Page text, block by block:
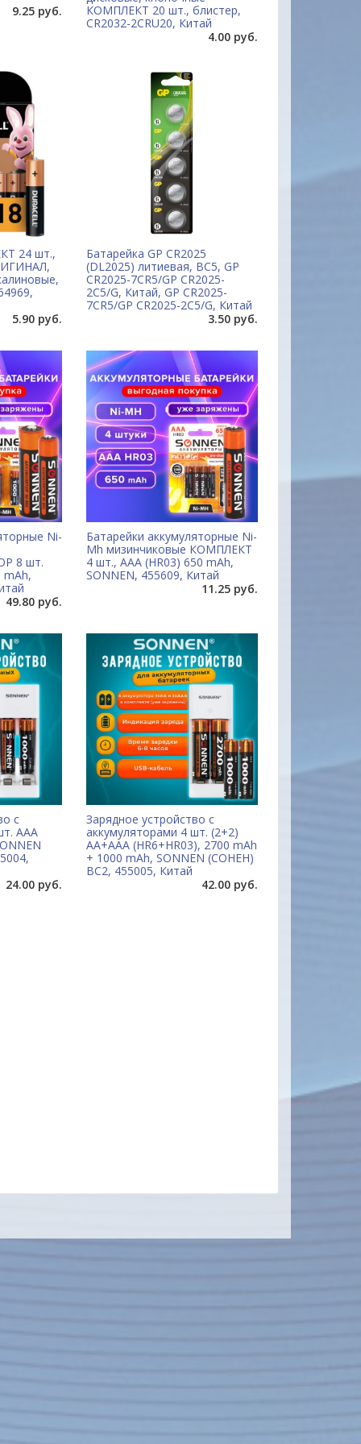
9.25 руб.
КОМПЛЕКТ 20 шт., блистер,
CR2032-2CRU20, Китай
4.00 руб.
24 шт.,
5.90 руб.
Батарейка GP CR2025
(DL2025) литиевая, BC5, GP
CR2025-7CR5/GP CR2025-
2C5/G, Китай, GP CR2025-
7CR5/GP CR2025-2C5/G, Китай
3.50 руб.
Ni-
8 шт.
mAh,
49.80 руб.
Батарейки аккумуляторные Ni-
Mh мизинчиковые КОМПЛЕКТ
4 шт., AAA (HR03) 650 mAh,
SONNEN, 455609, Китай
11.25 руб.
с
AAA
24.00 руб.
Зарядное устройство с
аккумуляторами 4 шт. (2+2)
AA+AAA (HR6+HR03), 2700 mAh
+ 1000 mAh, SONNEN (СОНЕН)
BC2, 455005, Китай
42.00 руб.